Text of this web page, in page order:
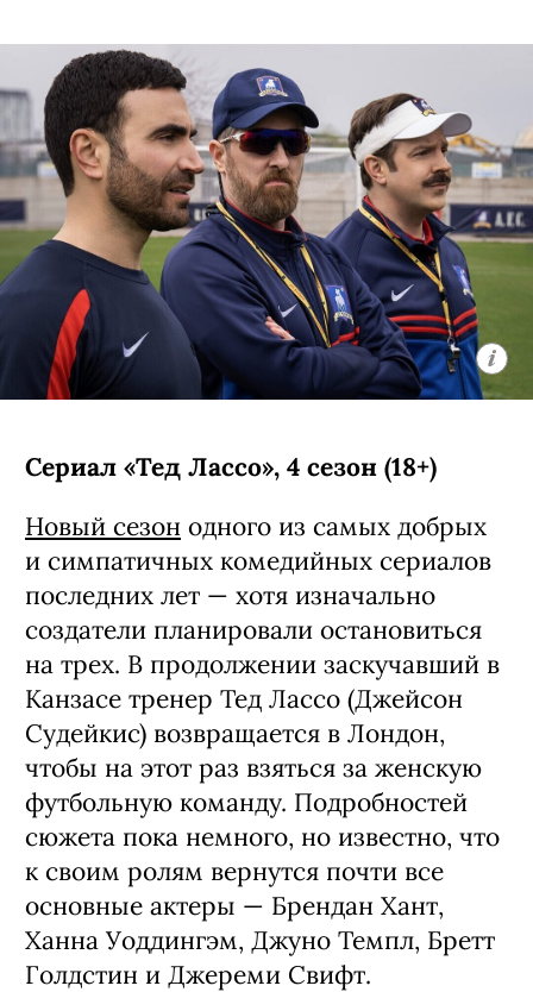
Сериал «Тед Лассо», 4 сезон (18+)
Новый сезон одного из самых добрых
и симпатичных комедийных сериалов
последних лет — хотя изначально
создатели планировали остановиться
на трех. В продолжении заскучавший в
Канзасе тренер Тед Лассо (Джейсон
Судейкис) возвращается в Лондон,
чтобы на этот раз взяться за женскую
футбольную команду. Подробностей
сюжета пока немного, но известно, что
к своим ролям вернутся почти все
основные актеры — Брендан Хант,
Ханна Уоддингэм, Джуно Темпл, Бретт
Голдстин и Джереми Свифт.